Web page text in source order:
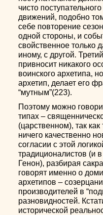
чисто
движений, подобно
себе повторение
одной стороны, и
свойственное только
иному, с другой.
привносит никакого
воинского архетипа,
архетип, делает его
“мутным”(223).
Поэтому можно
типах –
(царственном), так
ничего качественно
согласии с этой
традиционалистов (и
Генон), разбирая
говорят именно о
архетипов –
производителей в
разновидностей.
исторической